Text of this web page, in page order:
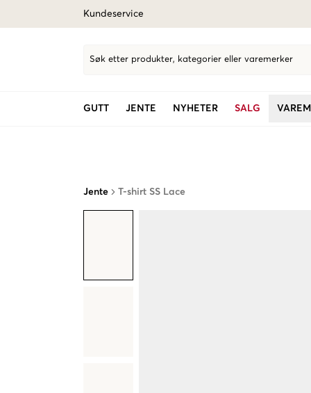
Kundeservice
Søk etter produkter, kategorier eller varemerker
GUTT JENTE NYHETER SALG
Jente T-shirt SS Lace